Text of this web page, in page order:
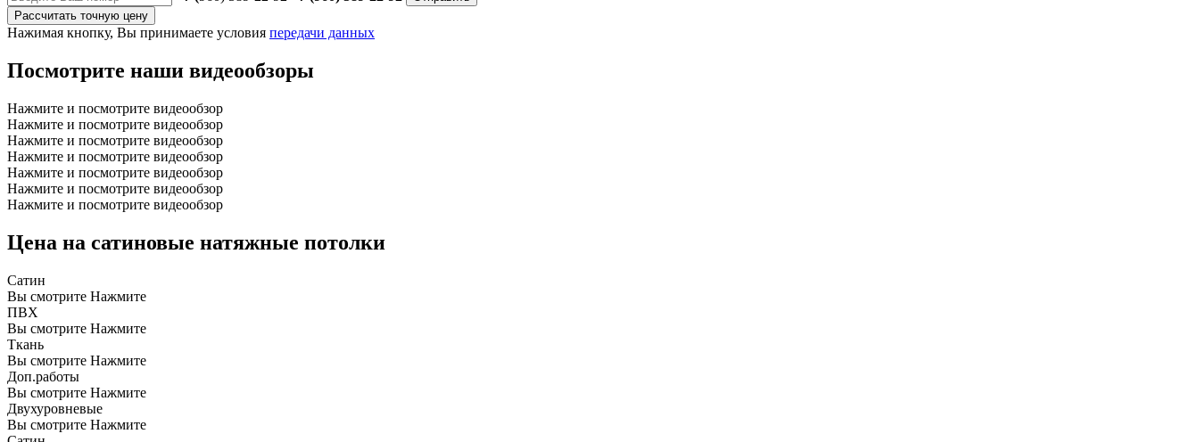
Рассчитать точную цену
Нажимая кнопку, Вы принимаете условия передачи данных
Посмотрите наши видеообзоры
Нажмите и посмотрите видеообзор
Нажмите и посмотрите видеообзор
Нажмите и посмотрите видеообзор
Нажмите и посмотрите видеообзор
Нажмите и посмотрите видеообзор
Нажмите и посмотрите видеообзор
Нажмите и посмотрите видеообзор
Цена на сатиновые натяжные потолки
Сатин
Вы смотрите Нажмите
ПВХ
Вы смотрите Нажмите
Ткань
Вы смотрите Нажмите
Доп.работы
Вы смотрите Нажмите
Двухуровневые
Вы смотрите Нажмите